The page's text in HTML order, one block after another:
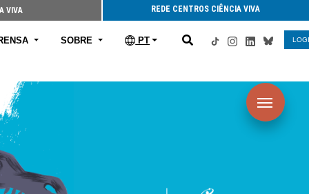
VIVA REDE CENTROS CIÊNCIA VIVA
SOBRE PT